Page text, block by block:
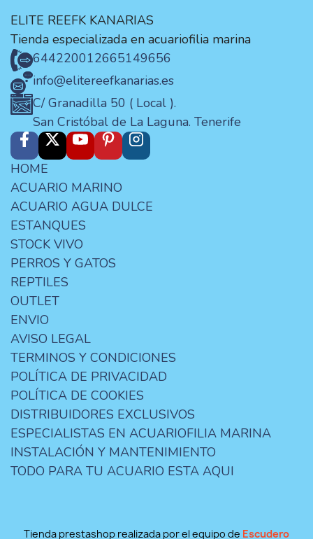
ELITE REEFK KANARIAS
Tienda especializada en acuariofilia marina
644220012665149656
info@elitereefkanarias.es
C/ Granadilla 50 ( Local ).
San Cristóbal de La Laguna. Tenerife
HOME
ACUARIO MARINO
ACUARIO AGUA DULCE
ESTANQUES
STOCK VIVO
PERROS Y GATOS
REPTILES
OUTLET
ENVIO
AVISO LEGAL
TERMINOS Y CONDICIONES
POLÍTICA DE PRIVACIDAD
POLÍTICA DE COOKIES
DISTRIBUIDORES EXCLUSIVOS
ESPECIALISTAS EN ACUARIOFILIA MARINA
INSTALACIÓN Y MANTENIMIENTO
TODO PARA TU ACUARIO ESTA AQUI
Tienda prestashop realizada por el equipo de Escudero